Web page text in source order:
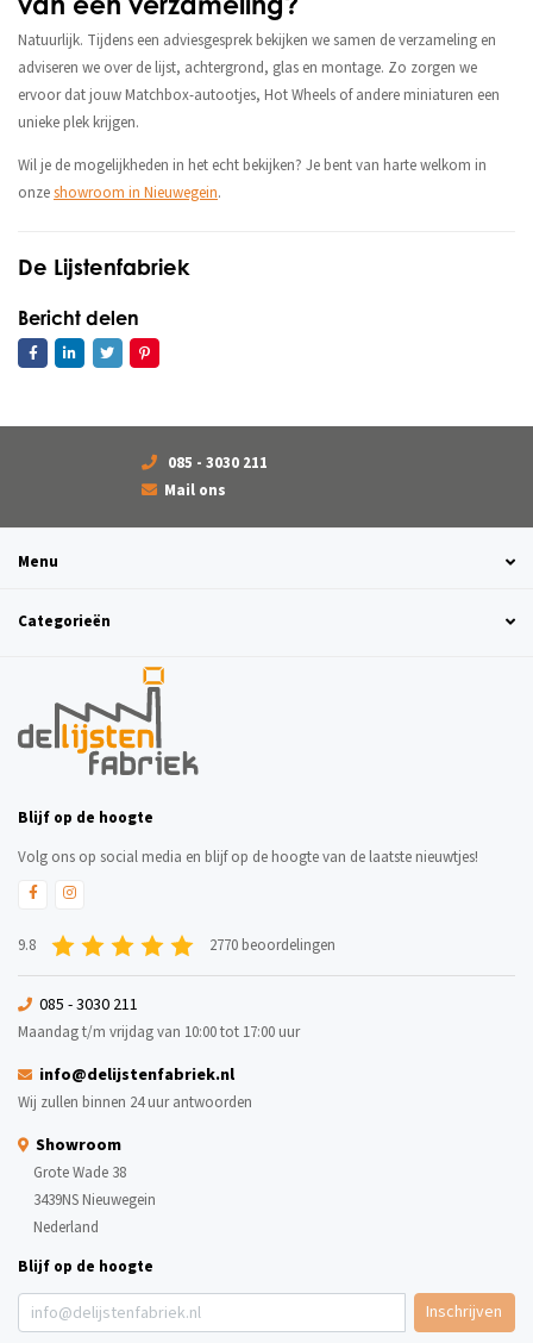
Natuurlijk. Tijdens een adviesgesprek bekijken we samen de verzameling en
adviseren we over de lijst, achtergrond, glas en montage. Zo zorgen we
ervoor dat jouw Matchbox-autootjes, Hot Wheels of andere miniaturen een
unieke plek krijgen.
Wil je de mogelijkheden in het echt bekijken? Je bent van harte welkom in
onzeshowroom in Nieuwegein.
De Lijstenfabriek
Bericht delen
085 - 3030 211
Mail ons
Menu
Categorieën
Blijf op de hoogte
Volg ons op social media en blijf op de hoogte van de laatste nieuwtjes!
9.8 2770 beoordelingen
085 - 3030 211
Maandag t/m vrijdag van 10:00 tot 17:00 uur
info@delijstenfabriek.nl
Wij zullen binnen 24 uur antwoorden
Showroom
Grote Wade 38
3439NS Nieuwegein
Nederland
Blijf op de hoogte
Inschrijven